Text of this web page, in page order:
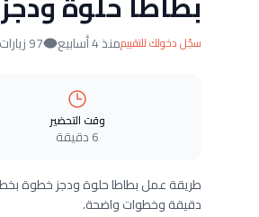
سجّل دخولك للتقييممنذ 4 أسابيع 97 زيارات
وقت التحضير
6 دقيقة
دقيقة وخطوات واضحة.